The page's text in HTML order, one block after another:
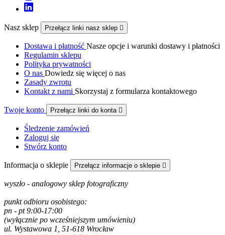
Nasz sklep Przełącz linki nasz sklep 
Dostawa i płatność Nasze opcje i warunki dostawy i płatności
Regulamin sklepu
Polityka prywatności
O nas Dowiedz się więcej o nas
Zasady zwrotu
Kontakt z nami Skorzystaj z formularza kontaktowego
Twoje konto Przełącz linki do konta 
Śledzenie zamówień
Zaloguj się
Stwórz konto
Informacja o sklepie Przełącz informacje o sklepie 
wyszło - analogowy sklep fotograficzny
punkt odbioru osobistego:
pn - pt 9:00-17:00
(wyłącznie po wcześniejszym umówieniu)
ul. Wystawowa 1, 51-618 Wrocław